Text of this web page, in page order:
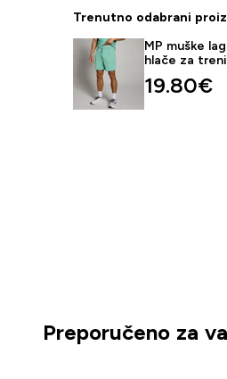
Trenutno odabrani
MP muške
hlače za
19.80€‎
Preporučeno za